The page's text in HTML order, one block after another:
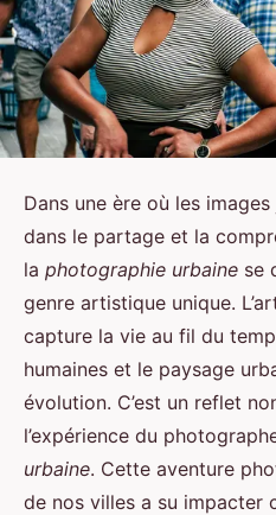
Dans une ère où les
dans le partage et la
la photographie urbaine se
genre artistique unique.
capture la vie au fil du
humaines et le paysage
évolution. C’est un reflet
l’expérience du
urbaine. Cette aventure
de nos villes a su impacter